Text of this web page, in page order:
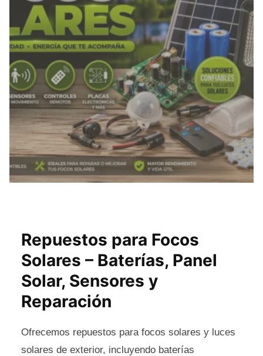
Repuestos para Focos
Solares – Baterías, Panel
Solar, Sensores y
Reparación
Ofrecemos repuestos para focos solares y luces
solares de exterior, incluyendo baterías